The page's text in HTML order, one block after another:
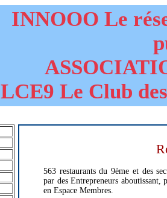
INNOOO Le
LCE9 Le Club
563 restaurants du 9ème et des
par des Entrepreneurs aboutissant,
en Espace Membres.